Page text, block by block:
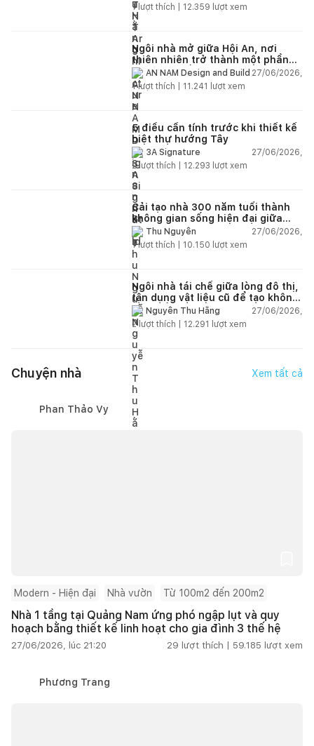
1lượt thích | 12.359 lượt xem
Ngôi nhà mở giữa Hội An, nơi
thiên nhiên trở thành một phần
của cuộc sống
AN NAM Design and Build 27/06/2026,
1lượt thích | 11.241 lượt xem
5 điều cần tính trước khi thiết kế
biệt thự hướng Tây
3A Signature
27/06/2026,
2lượt thích | 12.293 lượt xem
Cải tạo nhà 300 năm tuổi thành
không gian sống hiện đại giữa
thiên nhiên
Thu Nguyễn
27/06/2026,
1lượt thích | 10.150 lượt xem
Ngôi nhà tái chế giữa lòng đô thị,
tận dụng vật liệu cũ để tạo không
gian sống linh hoạt
Nguyễn Thu Hằng
27/06/2026,
2lượt thích | 12.291 lượt xem
Chuyện nhà Xem tất cả
Phan Thảo Vy
Modern - Hiện đại Nhà vườn Từ 100m2 đến 200m2
Nhà 1 tầng tại Quảng Nam ứng phó ngập lụt và quy
hoạch bằng thiết kế linh hoạt cho gia đình 3 thế hệ
27/06/2026, lúc 21:20 29 lượt thích | 59.185 lượt xem
Phương Trang